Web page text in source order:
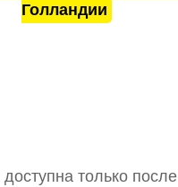
Голландии
только после